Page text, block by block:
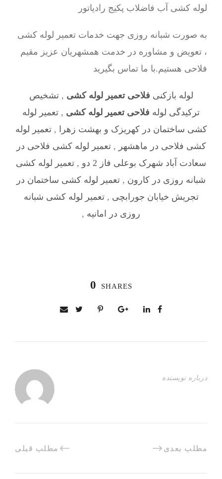
به صورت شبانه روزی جهت خدمات تعمیر لوله کشی
، تعویض و مشاوره در خدمت همشهریان عزیز مقیم
فلاحی هستیم.با ما تماس بگیرید
لوله بازکنی فلاحی تعمیر لوله کشی ,تشخیص
ترکیدگی لوله فلاحی تعمیر لوله کشی , تعمیر لوله
کشی ساختمان در کهریزک و بهشت زهرا
,تعمیر لوله
کشی فلاحی در ماهشهر ,تعمیر لوله کشی فلاحی در
سعادت آباد شهرک بوعلی فاز 2 دو
, تعمیر لوله کشی
شبانه روزی در کارون , تعمیر لوله کشی ساختمان در
تجریش خیابان جورابچی ,تعمیر لوله کشی شبانه
روزی در امانیه ,
0 SHARES
درباره نویسنده
مطلب قبلی مطلب بعدی